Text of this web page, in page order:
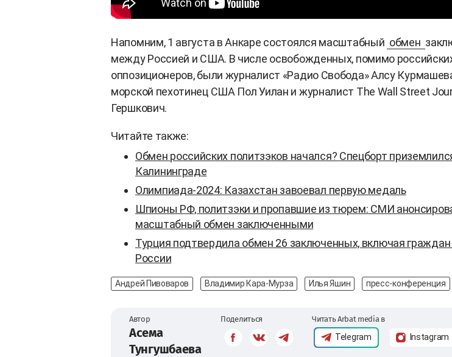
Напомним, 1 августа в Анкаре состоялся масштабный обмен
между Россией и США. В числе освобожденных, помимо
оппозиционеров, были журналист «Радио Свобода» Алсу
морской пехотинец США Пол Уилан и журналист The Wall Street
Гершкович.
Читайте также:
Обмен российских политзэков начался? Спецборт
Калининграде
Олимпиада-2024: Казахстан завоевал первую медаль
Шпионы РФ, политзэки и пропавшие из тюрем: СМИ
масштабный обмен заключенными
Турция подтвердила обмен 26 заключенных, включая
России
Андрей Пивоваров Владимир Кара-Мурза Илья Яшин пресс-конференция
Автор
Асема
Тунгушбаева
Поделиться Читать Arbat media в
Telegram Instagram